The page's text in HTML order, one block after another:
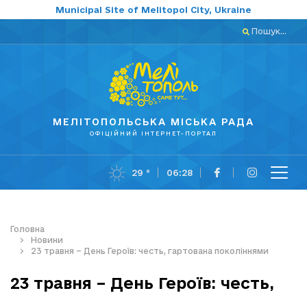
Municipal Site of Melitopol City, Ukraine
Пошук...
МЕЛІТОПОЛЬСЬКА МІСЬКА РАДА
ОФІЦІЙНИЙ ІНТЕРНЕТ-ПОРТАЛ
29 ° 06:28
Головна
Новини
23 травня – День Героїв: честь, гартована поколіннями
23 травня – День Героїв: честь,